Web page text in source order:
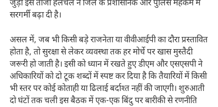
जुड़ी इस ताजा हलचल ने जिले के प्रशासनिक और पुलिस महकमे में
सरगर्मी बढ़ा दी है।
असल में, जब भी किसी बड़े राजनेता या वीवीआईपी का दौरा प्रस्तावित
होता है, तो सुरक्षा से लेकर व्यवस्था तक हर मोर्चे पर खास मुस्तैदी
जरूरी हो जाती है। इसी को ध्यान में रखते हुए डीएम और एसएसपी ने
अधिकारियों को दो टूक शब्दों में स्पष्ट कर दिया है कि तैयारियों में किसी
भी स्तर पर कोई कोताही या ढिलाई बर्दाश्त नहीं की जाएगी। शुरुआती
दो घंटों तक चली इस बैठक में एक-एक बिंदु पर बारीकी से रणनीति